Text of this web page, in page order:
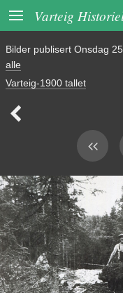
 Varteig
Bilder publisert Onsdag
alle
Varteig-1900 tallet
